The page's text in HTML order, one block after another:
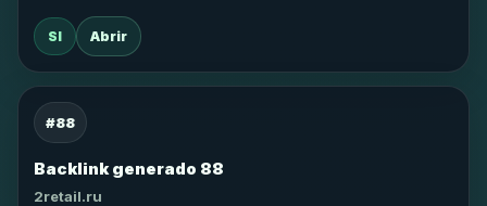
SI Abrir
#88
Backlink generado 88
2retail.ru